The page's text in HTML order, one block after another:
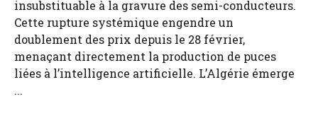
insubstituable à la gravure des semi-conducteurs.
Cette rupture systémique engendre un
doublement des prix depuis le 28 février,
menaçant directement la production de puces
liées à l’intelligence artificielle. L’Algérie émerge
...